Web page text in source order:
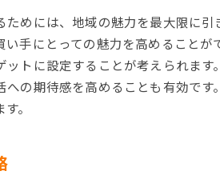
めには、地域の魅力を最大限に
手にとっての魅力を高めること
ットに設定することが考えられま
の期待感を高めることも有効で
。